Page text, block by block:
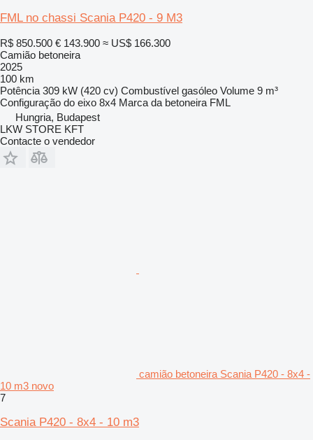
FML no chassi Scania P420 - 9 M3
R$ 850.500 € 143.900 ≈ US$ 166.300
Camião betoneira
2025
100 km
Potência 309 kW (420 cv) Combustível gasóleo Volume 9 m³
Configuração do eixo 8x4 Marca da betoneira FML
Hungria, Budapest
LKW STORE KFT
Contacte o vendedor
camião betoneira Scania P420 - 8x4 -
10 m3 novo
7
Scania P420 - 8x4 - 10 m3